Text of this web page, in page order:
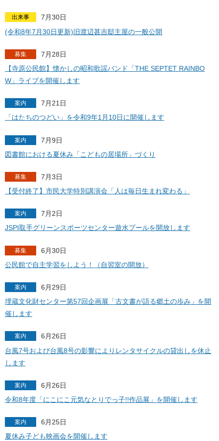
出来事
7月30日
(令和8年7月30日更新)旧渡辺甚吉邸主屋の一般公開
募集
7月28日
【寺原公民館】懐かしの昭和歌謡バンド「THE SEPTET RAINBO
W」ライブを開催します
案内
7月21日
「はたちのつどい」を令和9年1月10日に開催します
案内
7月9日
図書館における夏休み「こどもの居場所」づくり
募集
7月3日
【受付終了】市民大学特別講演会「人は毎日生まれ変わる」
案内
7月2日
JSPI取手グリーンスポーツセンター遊水プールを開放します
募集
6月30日
公民館で自主学習をしよう！（自習室の開放）
案内
6月29日
埋蔵文化財センター第57回企画展「古文書が語る郷土の歩み」を開
催します
案内
6月26日
台風7号および台風8号の影響によりレンタサイクルの貸出しを休止
します
案内
6月26日
令和8年度「にこにこ元気なとりでっ子!!作品展」を開催します
案内
6月25日
夏休み子ども映画会を開催します